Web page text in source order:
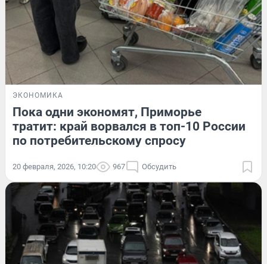
ЭКОНОМИКА
Пока одни экономят, Приморье
тратит: край ворвался в топ-10 России
по потребительскому спросу
20 февраля, 2026, 10:20 967 Обсудить